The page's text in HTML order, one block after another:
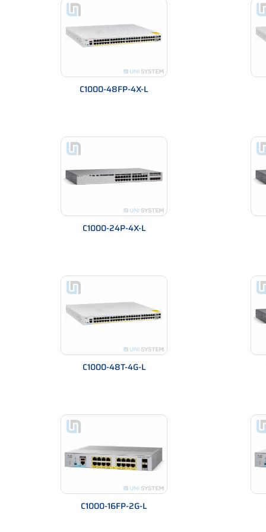
“Switch Catalyst 1000 là lựa chọn tối ưu
Nhiều IT manager chia sẻ rằng môi trường SMB
Thiết bị giá rẻ chạy vài tháng bắt đầu treo
Không có VLAN chuẩn chỉnh, gây xung đột
Dẫn tới broadcast storm và khó quản trị.
Không có cơ chế bảo mật lớp 2, khiến chỉ cần một
Hỗ trợ VLAN, QoS, STP, IGMP Snooping
Nhiều model PoE giúp cấp nguồn trực tiếp cho
Tổng quan Catalyst 1000 và Catalyst
Catalyst 1000 chia làm hai dòng chính:
Catalyst 1000FE – hỗ trợ 100Mbps & uplink 1G
Dòng FE phù hợp khi:
Dòng 1000 phù hợp khi:
Điểm truy cập WiFi chuẩn WiFi 6/6E yêu cầu
Cần uplink 10G hoặc chuẩn layer 2 cao hơn.
Bảng so sánh Catalyst 1000 và
C1000-48FP-4X-L
C1000-24P-4X-L
C1000-48T-4G-L
C1000-16FP-2G-L